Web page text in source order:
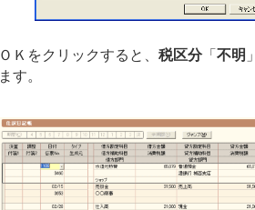
ＯＫをクリックすると、 税区分「 不明
ます。